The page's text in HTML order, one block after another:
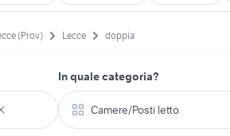
(Prov) Lecce doppia
In quale categoria?
Camere/Posti letto